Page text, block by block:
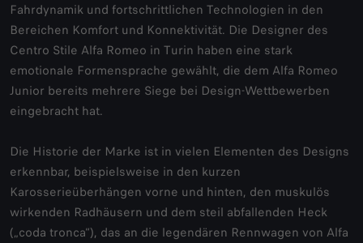
Fahrdynamik und fortschrittlichen Technologien in den
Bereichen Komfort und Konnektivität. Die Designer des
Centro Stile Alfa Romeo in Turin haben eine stark
emotionale Formensprache gewählt, die dem Alfa Romeo
Junior bereits mehrere Siege bei Design-Wettbewerben
eingebracht hat.
Die Historie der Marke ist in vielen Elementen des Designs
erkennbar, beispielsweise in den kurzen
Karosserieüberhängen vorne und hinten, den muskulös
wirkenden Radhäusern und dem steil abfallenden Heck
(„coda tronca“), das an die legendären Rennwagen von Alfa